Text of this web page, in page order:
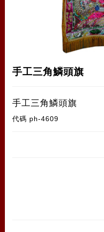
手工三角鱗頭旗
手工三角鱗頭旗
代碼 ph-4609